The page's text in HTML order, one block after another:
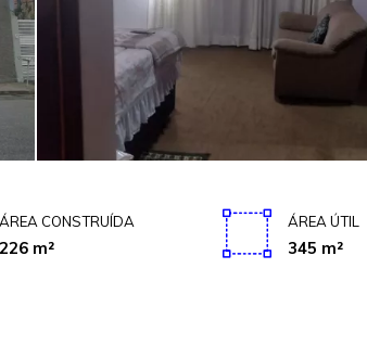
ÁREA CONSTRUÍDA
226 m²
ÁREA ÚTIL
345 m²